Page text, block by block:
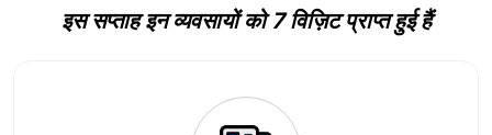
इस सप्ताह इन व्यवसायों को 7 विज़िट प्राप्त हुई हैं